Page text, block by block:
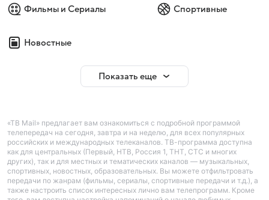
Фильмы и Сериалы Спортивные
Новостные
Показать еще
«ТВ Mail» предлагает вам ознакомиться с подробной программой
телепередач на сегодня, завтра и на неделю, для всех популярных
российских и международных телеканалов. ТВ-программа доступна
как для центральных (Первый, НТВ, Россия 1, ТНТ, СТС и многих
других), так и для местных и тематических каналов — музыкальных,
спортивных, новостных, образовательных. Вы можете отфильтровать
передачи по жанрам (фильмы, сериалы, спортивные передачи и т.д.), а
также настроить список интересных лично вам телепрограмм. Кроме